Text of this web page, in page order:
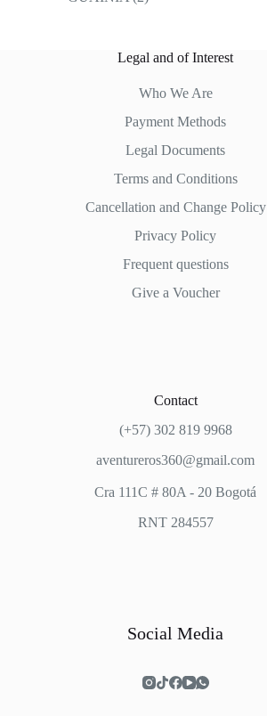
Legal and of Interest
Who We Are
Payment Methods
Legal Documents
Terms and Conditions
Cancellation and Change Policy
Privacy Policy
Frequent questions
Give a Voucher
Contact
(+57) 302 819 9968
aventureros360@gmail.com
Cra 111C # 80A - 20 Bogotá
RNT 284557
Social Media